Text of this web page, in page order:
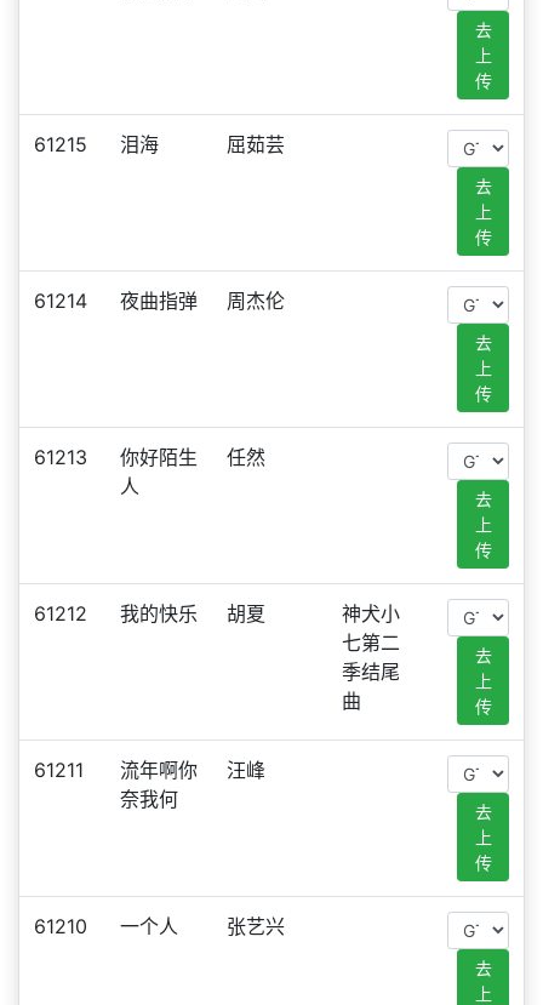
去
上
传
61215 泪海 屈茹芸
去
上
传
61214 夜曲指弹 周杰伦
去
上
传
61213
你好陌生
人
任然
去
上
传
61212 我的快乐 胡夏
神犬小
七第二
季结尾
曲
去
上
传
61211
流年啊你
奈我何
汪峰
去
上
传
61210 一个人 张艺兴
去
上